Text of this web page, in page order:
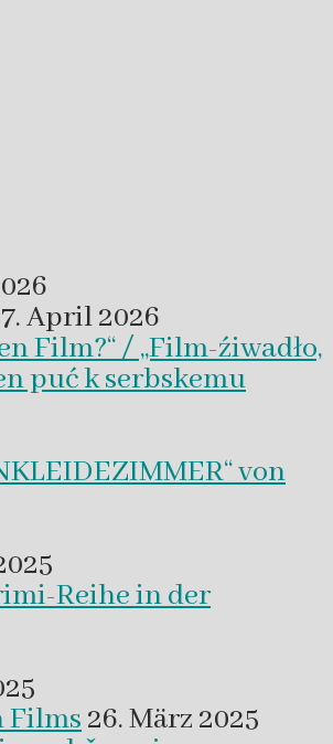
April 2026
Film?“ / „Film-źiwadło,
puć k serbskemu
von
Reihe in der
Films26. März 2025